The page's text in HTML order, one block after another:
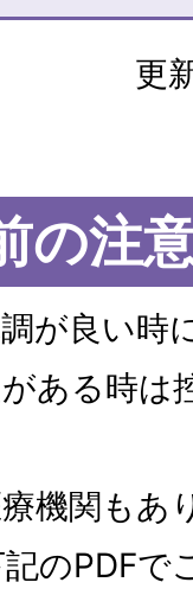
更
の注
が良い時
ある時は
機関もあ
のPDFで